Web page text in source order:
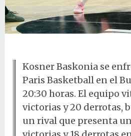
Kosner Baskonia se
Paris Basketball en el
20:30 horas. El equipo
victorias y 20 derrotas,
un rival que presenta